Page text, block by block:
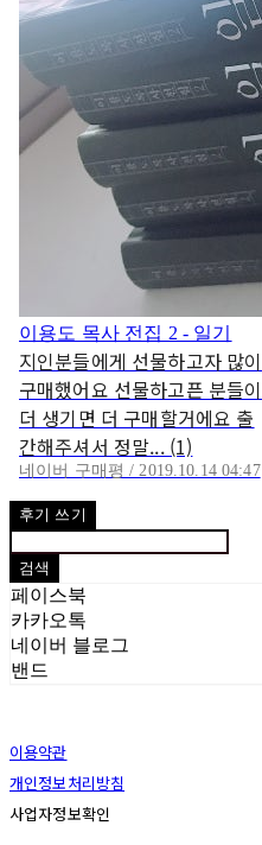
이용도 목사 전집 2 - 일기
지인분들에게 선물하고자 많이
구매했어요 선물하고픈 분들이
더 생기면 더 구매할거에요 출
간해주셔서 정말... (1)
네이버 구매평 / 2019.10.14 04:47
후기 쓰기
검색
페이스북
카카오톡
네이버 블로그
밴드
이용약관
개인정보처리방침
사업자정보확인